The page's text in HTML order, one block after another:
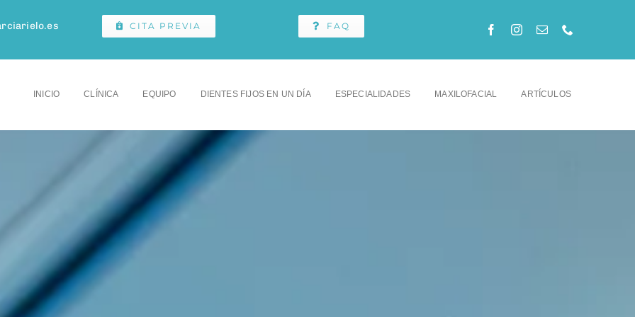
CITA PREVIA FAQ
INICIO CLÍNICA EQUIPO DIENTES FIJOS EN UN DÍA ESPECIALIDADES MAXILOFACIAL ARTÍCULOS